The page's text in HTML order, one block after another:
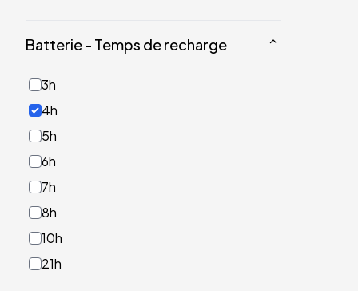
Batterie - Temps de recharge
3h
4h
5h
6h
7h
8h
10h
21h